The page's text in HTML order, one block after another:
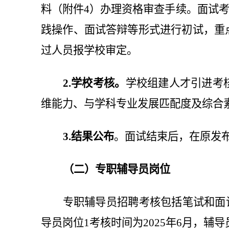
料（附件4）办理资格审查手续。面试
践操作、面试答辩等形式进行初试，
过人员报学校审定。
2.学校考核。 学校组建人才引进考
维能力、与学科专业发展匹配度及综合
3.结果公布。面试结束后，在原发
（二）专职辅导员岗位
专职辅导员招聘考核包括笔试和
导员岗位1考核时间为2025年6月，辅导